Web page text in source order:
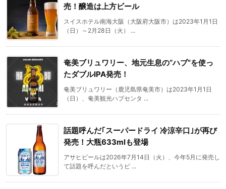
売！醸造は上方ビール
スイスホテル南海大阪（大阪府大阪市）は2023年1月1日
（日）～2月28日（火） ...
奄美ブリュワリー、地元生息の“ハブ”を使っ
たダブルIPA発売！
奄美ブリュワリー（鹿児島県奄美市）は2023年1月1日
（日）、奄美観光ハブセンタ ...
話題呼んだ｢スーパードライ 冷涼辛口｣が再び
発売！大瓶633mlも登場
アサヒビールは2026年7月14日（火）、今年5月に発売し
て話題を呼んだというビ ...